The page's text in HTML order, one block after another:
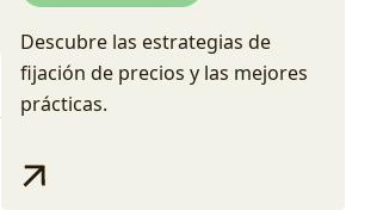
Explora ahora
Descubre las estrategias de
fijación de precios y las mejores
prácticas.